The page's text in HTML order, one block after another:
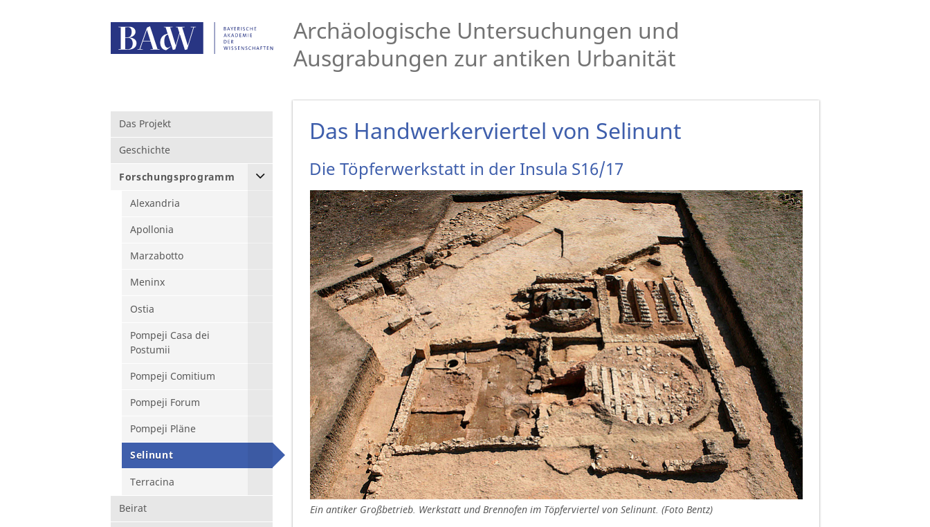
Archäologische Untersuchungen und
Ausgrabungen zur antiken Urbanität
Das Projekt
Geschichte
Forschungsprogramm
Alexandria
Apollonia
Marzabotto
Meninx
Ostia
Pompeji Casa dei
Postumii
Pompeji Comitium
Pompeji Forum
Pompeji Pläne
Selinunt
Terracina
Beirat
Das Handwerkerviertel von Selinunt
Die Töpferwerkstatt in der Insula S16/17
Ein antiker Großbetrieb. Werkstatt und Brennofen im Töpferviertel von Selinunt. (Foto Bentz)